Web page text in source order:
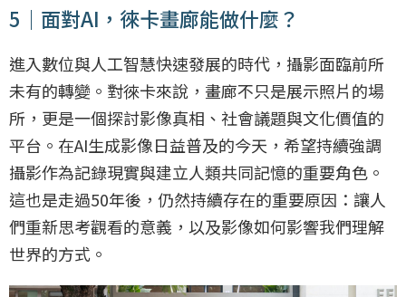
5｜面對AI，徠卡畫廊能做什麼？
進入數位與人工智慧快速發展的時代，攝影面臨前所
未有的轉變。對徠卡來說，畫廊不只是展示照片的場
所，更是一個探討影像真相、社會議題與文化價值的
平台。在AI生成影像日益普及的今天，希望持續強調
攝影作為記錄現實與建立人類共同記憶的重要角色。
這也是走過50年後，仍然持續存在的重要原因：讓人
們重新思考觀看的意義，以及影像如何影響我們理解
世界的方式。